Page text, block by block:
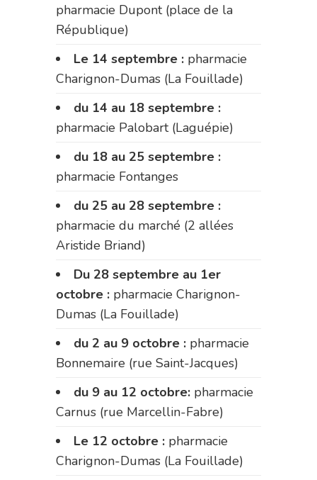
pharmacie Dupont (place de la
République)
Le 14 septembre : pharmacie
Charignon-Dumas (La Fouillade)
du 14 au 18 septembre :
pharmacie Palobart (Laguépie)
du 18 au 25 septembre :
pharmacie Fontanges
du 25 au 28 septembre :
pharmacie du marché (2 allées
Aristide Briand)
Du 28 septembre au 1er
octobre : pharmacie Charignon-
Dumas (La Fouillade)
du 2 au 9 octobre : pharmacie
Bonnemaire (rue Saint-Jacques)
du 9 au 12 octobre: pharmacie
Carnus (rue Marcellin-Fabre)
Le 12 octobre : pharmacie
Charignon-Dumas (La Fouillade)